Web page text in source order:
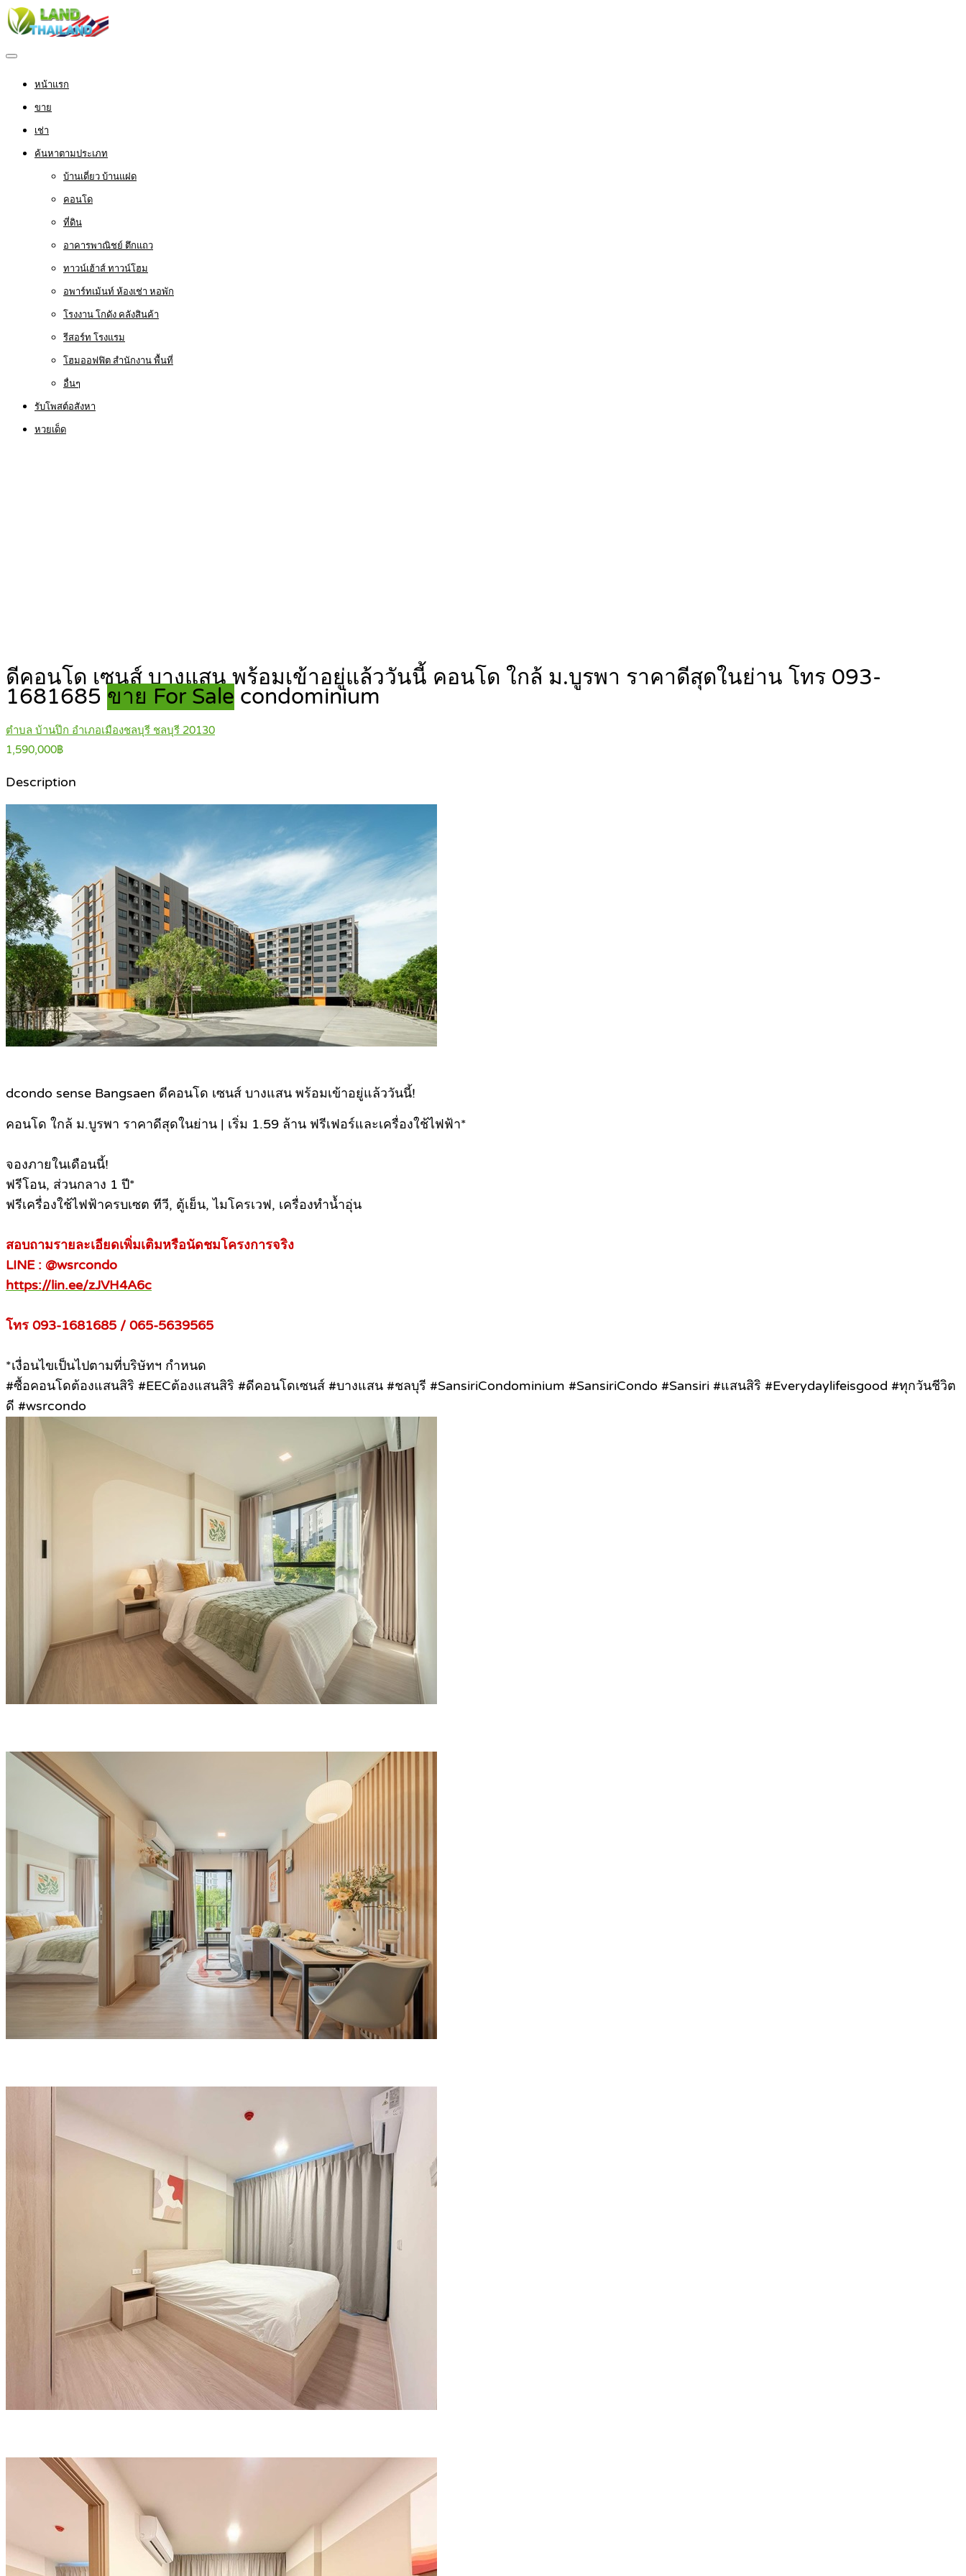
หน้าแรก
ขาย
เช่า
ค้นหาตามประเภท
บ้านเดี่ยว บ้านแฝด
คอนโด
ที่ดิน
อาคารพาณิชย์ ตึกแถว
ทาวน์เฮ้าส์ ทาวน์โฮม
อพาร์ทเม้นท์ ห้องเช่า หอพัก
โรงงาน โกดัง คลังสินค้า
รีสอร์ท โรงแรม
โฮมออฟฟิต สำนักงาน พื้นที่
อื่นๆ
รับโพสต์อสังหา
หวยเด็ด
ดีคอนโด เซนส์ บางแสน พร้อมเข้าอยู่แล้ววันนี้ คอนโด ใกล้ ม.บูรพา ราคาดีสุดในย่าน โทร 093-
1681685 ขาย For Sale condominium
ตำบล บ้านปึก อำเภอเมืองชลบุรี ชลบุรี 20130
1,590,000฿
Description
dcondo sense Bangsaen ดีคอนโด เซนส์ บางแสน พร้อมเข้าอยู่แล้ววันนี้!
คอนโด ใกล้ ม.บูรพา ราคาดีสุดในย่าน | เริ่ม 1.59 ล้าน ฟรีเฟอร์และเครื่องใช้ไฟฟ้า*
จองภายในเดือนนี้!
ฟรีโอน, ส่วนกลาง 1 ปี*
ฟรีเครื่องใช้ไฟฟ้าครบเซต ทีวี, ตู้เย็น, ไมโครเวฟ, เครื่องทำน้ำอุ่น
สอบถามรายละเอียดเพิ่มเติมหรือนัดชมโครงการจริง
LINE : @wsrcondo
https://lin.ee/zJVH4A6c
โทร 093-1681685 / 065-5639565
*เงื่อนไขเป็นไปตามที่บริษัทฯ กำหนด
#ซื้อคอนโดต้องแสนสิริ #EECต้องแสนสิริ #ดีคอนโดเซนส์ #บางแสน #ชลบุรี #SansiriCondominium #SansiriCondo #Sansiri #แสนสิริ #Everydaylifeisgood #ทุกวันชีวิต
ดี #wsrcondo